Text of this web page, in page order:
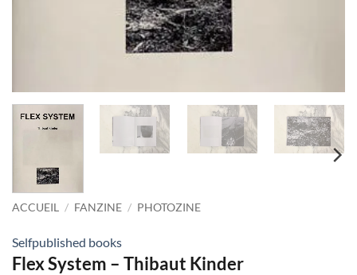
ACCUEIL / FANZINE / PHOTOZINE
Selfpublished books
Flex System – Thibaut Kinder